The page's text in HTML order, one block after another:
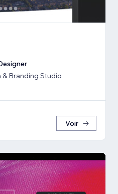
& Branding Studio
Voir